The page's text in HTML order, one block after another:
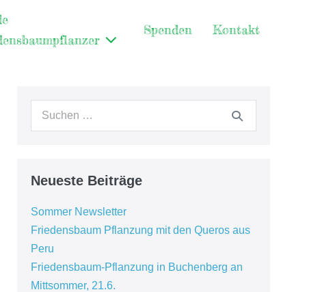
Spenden Kontakt
Neueste Beiträge
Sommer Newsletter
Friedensbaum Pflanzung mit den Queros aus
Peru
Friedensbaum-Pflanzung in Buchenberg an
Mittsommer, 21.6.